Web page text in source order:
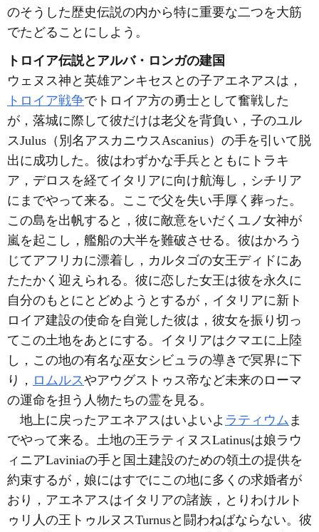
のそうした歴史伝説の内から特に重要な二つを大筋
でたどることにしよう。
トロイア伝説とアルバ・ロンガの建国
ウェヌス神と英雄アンキセスとの子アエネアスは，
トロイア戦争でトロイア方の勇士として奮戦した
が，落城に際して彼だけは老父を背負い，子のユル
スJulus（別名アスカニウスAscanius）の手を引いて脱
出に成功した。彼はわずかな手兵とともにトラキ
ア，デロスを経てイタリアに向け航海し，シチリア
にまでやって来る。ここで父を失い手厚く葬った。
この島を出帆すると，彼に敵意をいだくユノ女神が
嵐を起こし，艦船の大半を難破させる。彼はかろう
じてアフリカに漂着し，カルタゴの女王ディドにあ
たたかく迎えられる。彼に恋した女王は彼を永久に
自分のもとにとどめようとするが，イタリアに新ト
ロイア建設の使命を自覚した彼は，彼女を振り切っ
てこの土地をあとにする。イタリアはクマエに上陸
し，この地の有名な巫女シビュラの導きで冥界に下
り， ロムルスやアウグストゥス帝など未来のローマ
の運命を担う人物たちの霊を見る。
地上に戻ったアエネアスはいよいよ ラティウム ま
でやって来る。土地の王ラティヌスLatinusは娘ラウ
ィニアLaviniaの手と国土建設のための領土の提供を
約束するが，娘にはすでにこの地に多くの求婚者が
おり，アエネアスはイタリアの諸族，とりわけルト
ゥリ人の王トゥルヌスTurnusと闘わねばならない。彼